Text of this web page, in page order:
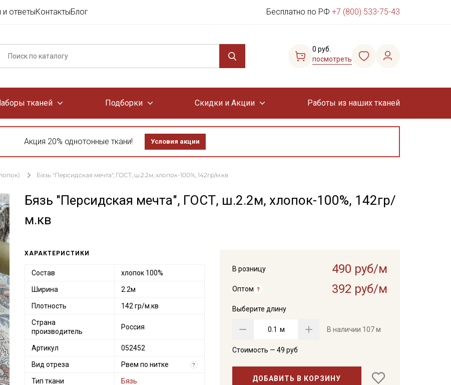
ответыКонтактыБлог Бесплатно по РФ +7 (800) 533-75-43
0 руб.
посмотреть
тканей Подборки Скидки и Акции Работы из наших тканей
Акция 20% однотонные ткани! Условия акции
Бязь "Персидская мечта", ГОСТ, ш.2.2м, хлопок-100%, 142гр/м.кв
Бязь "Персидская мечта", ГОСТ, ш.2.2м, хлопок-100%, 142гр/
м.кв
В розницу 490 руб/м
Оптом 392 руб/м
Выберите длину
м В наличии 107 м
Стоимость — 49 руб
ДОБАВИТЬ В КОРЗИНУ
ХАРАКТЕРИСТИКИ
Состав хлопок 100%
Ширина 2.2м
Плотность 142 гр/м.кв
Страна
производитель
Россия
Артикул 052452
Вид отреза Рвем по нитке ?
Тип ткани Бязь